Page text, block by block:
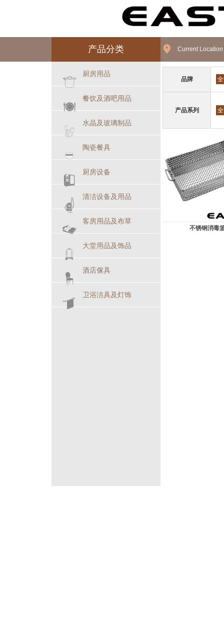
产品分类
厨房用品
餐饮及酒吧用品
水晶及玻璃制品
陶瓷餐具
厨房设备
清洁设备及用品
客房用品及布草
大堂用品及饰品
酒店傢具
卫浴洁具及灯饰
Current Location
品牌
产品系列
不锈钢消毒